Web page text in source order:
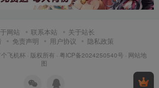
网站 联系本站
关于站长
免责声明 用户协议 隐私政策
个飞机杯 · 版权所有 · 粤ICP备2024250540号 · 网站地
图